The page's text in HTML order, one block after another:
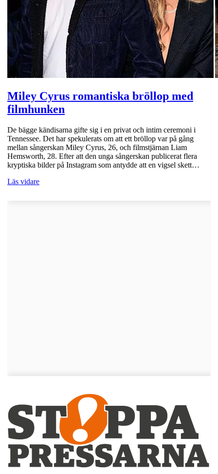
Miley Cyrus romantiska bröllop med
filmhunken
De bägge kändisarna gifte sig i en privat och intim ceremoni i
Tennessee. Det har spekulerats om att ett bröllop var på gång
mellan sångerskan Miley Cyrus, 26, och filmstjärnan Liam
Hemsworth, 28. Efter att den unga sångerskan publicerat flera
kryptiska bilder på Instagram som antydde att en vigsel skett…
Läs vidare